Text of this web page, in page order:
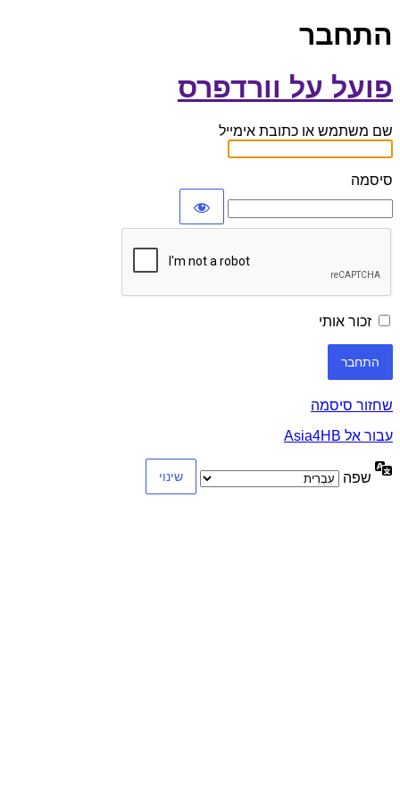
התחבר
פועל על וורדפרס
שם משתמש או כתובת אימייל
סיסמה
זכור אותי
שחזור סיסמה
עבור אל Asia4HB
שפה